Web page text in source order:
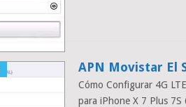
APN Movistar El
Cómo Configurar 4G
para iPhone X 7 Plus 7S